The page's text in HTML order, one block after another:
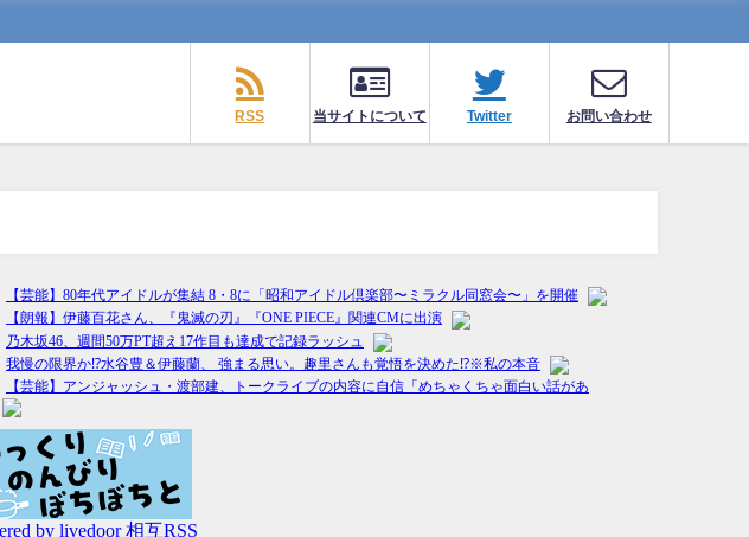
RSS 当サイトについて Twitter お問い合わせ